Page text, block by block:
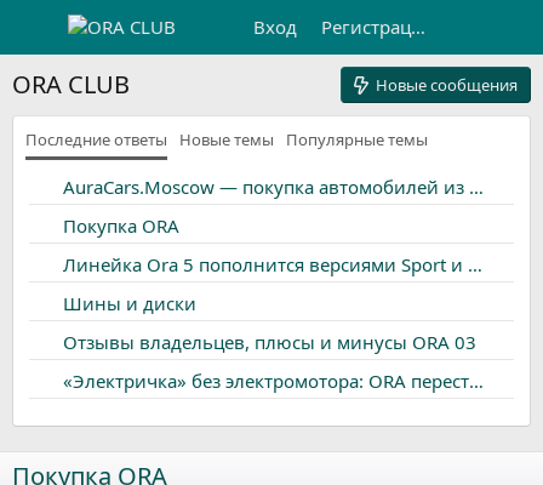
Вход Регистрация
ORA CLUB Новые сообщения
Последние ответы Новые темы Популярные темы
AuraCars.Moscow — покупка автомобилей из Европы, Кореи и Китая | КАСКО и ОСАГО со скидками
Покупка ORA
Линейка Ora 5 пополнится версиями Sport и GT. Китайская марка раскрыла дизайн новинок
Шины и диски
Отзывы владельцев, плюсы и минусы ORA 03
«Электричка» без электромотора: ORA перестает быть исключительно электрическим брендом
Мультимедиа (ГУ) ORA 03
Тип батареи
Покупка ORA